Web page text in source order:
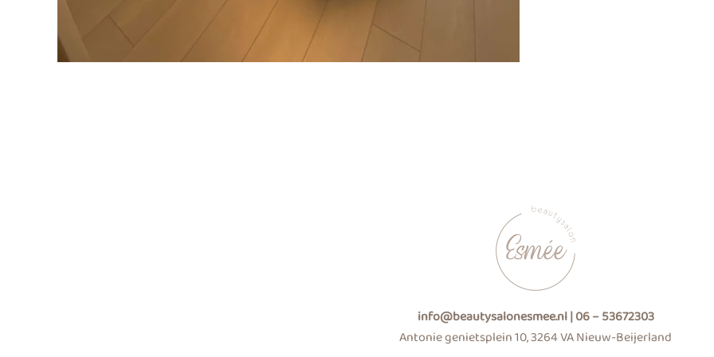
info@beautysalonesmee.nl |06 – 53672303
Antonie genietsplein 10, 3264 VA Nieuw-Beijerland